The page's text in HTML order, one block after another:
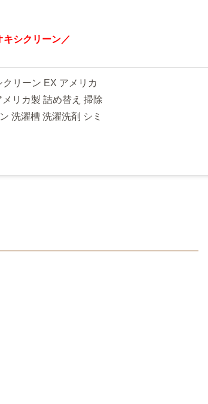
キシクリーン／
リーン EX アメリカ
リカ製 詰め替え 掃除
洗濯槽 洗濯洗剤 シミ